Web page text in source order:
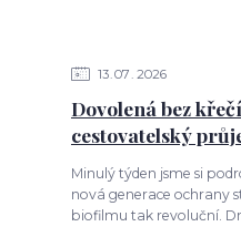
13 07 2026
Dovolená bez
cestovatelský
Minulý týden jsme si
nová generace ochrany
biofilmu tak revoluční.